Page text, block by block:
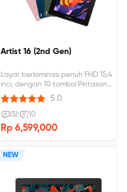
Artist 16 (2nd Gen)
Layar berlaminasi penuh FHD 15,4
inci, dengan 10 tombol Pintasan,
127% sRGB Color Gamut， stylus
bertenaga X3.
5.0
(5) 10
Rp 6,599,000
NEW